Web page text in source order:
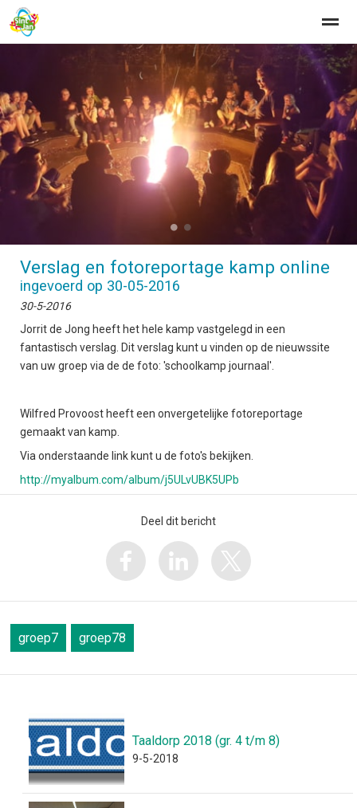
Home Zoeken Nieuws Agenda
● ●
Verslag en fotoreportage kamp online
ingevoerd op 30-05-2016
30-5-2016
Jorrit de Jong heeft het hele kamp vastgelegd in een
fantastisch verslag. Dit verslag kunt u vinden op de nieuwssite
van uw groep via de de foto: 'schoolkamp journaal'.
Wilfred Provoost heeft een onvergetelijke fotoreportage
gemaakt van kamp.
Via onderstaande link kunt u de foto's bekijken.
http://myalbum.com/album/j5ULvUBK5UPb
Deel dit bericht
groep7 groep78
Taaldorp 2018 (gr. 4 t/m 8)
9-5-2018